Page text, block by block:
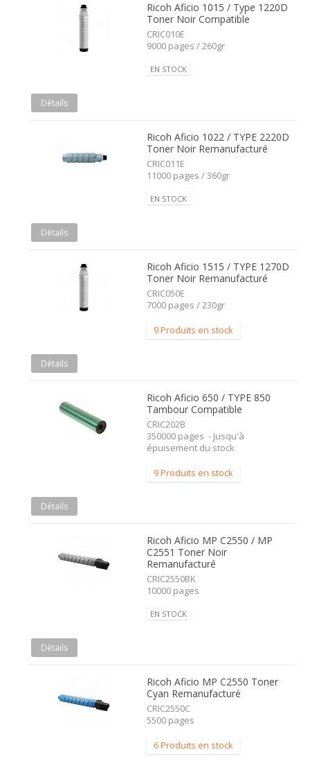
Ricoh Aficio 1015 / Type 1220D
Toner Noir Compatible
CRIC010E
9000 pages / 260gr
EN STOCK
Détails
Ricoh Aficio 1022 / TYPE 2220D
Toner Noir Remanufacturé
CRIC011E
11000 pages / 360gr
EN STOCK
Détails
Ricoh Aficio 1515 / TYPE 1270D
Toner Noir Remanufacturé
CRIC050E
7000 pages / 230gr
9 Produits en stock
Détails
Ricoh Aficio 650 / TYPE 850
Tambour Compatible
CRIC202B
350000 pages - Jusqu'à
épuisement du stock
9 Produits en stock
Détails
Ricoh Aficio MP C2550 / MP
C2551 Toner Noir
Remanufacturé
CRIC2550BK
10000 pages
EN STOCK
Détails
Ricoh Aficio MP C2550 Toner
Cyan Remanufacturé
CRIC2550C
5500 pages
6 Produits en stock